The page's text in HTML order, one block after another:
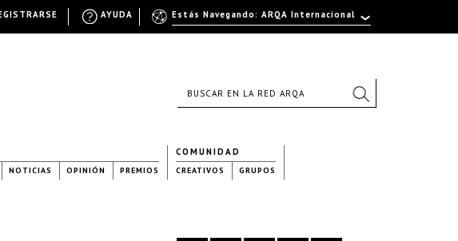
NOTICIAS OPINIÓN PREMIOS
COMUNIDAD
CREATIVOS GRUPOS
Estás Navegando: ARQA Internacional
AYUDA